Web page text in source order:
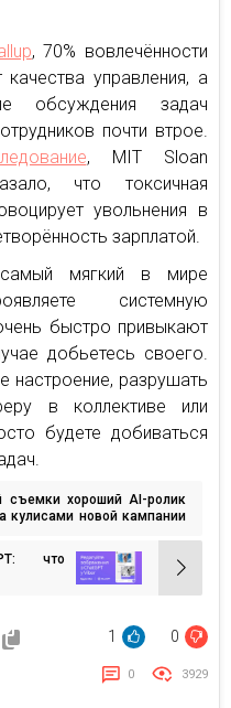
, 70% вовлечённости
управления, а
обсуждения задач
почти втрое.
, MIT Sloan
что токсичная
увольнения в
зарплатой.
мягкий в мире
системную
быстро привыкают
добьетесь своего.
настроение, разрушать
в коллективе или
будете добиваться
съемки хороший AI-ролик
кулисами новой кампании
что
1 0
0 3929